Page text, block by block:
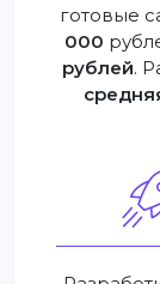
готовые
000
рублей.